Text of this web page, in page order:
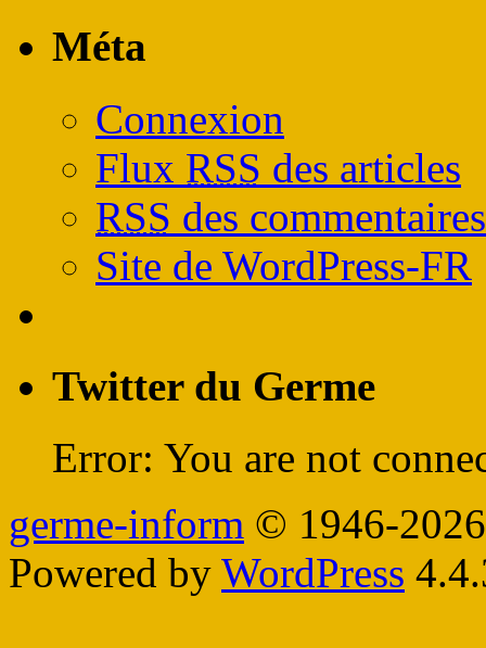
Méta
Connexion
Flux RSS des articles
RSS des commentaires
Site de WordPress-FR
Twitter du Germe
Error: You are not
germe-inform © 1946-2026
Powered by WordPress